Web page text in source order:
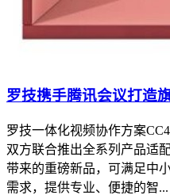
罗技携手腾讯会议打造
罗技一体化视频协作方案
双方联合推出全系列产品适
带来的重磅新品，可满足中
需求，提供专业、便捷的智...